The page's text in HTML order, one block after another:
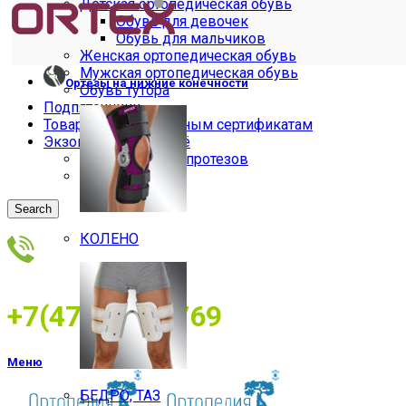
Детская ортопедическая обувь
Обувь для девочек
Обувь для мальчиков
Женская ортопедическая обувь
Мужская ортопедическая обувь
Обувь тутора
Подпяточники
Товары по электронным сертификатам
Экзопротезы и бельё
Бельё для экзопротезов
Экзопротезы
Search
+7(473)2534769
Меню
Ортезы на нижние конечности
КОЛЕНО
БЕДРО, ТАЗ